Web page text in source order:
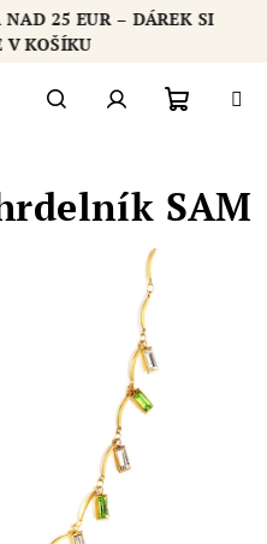
NAD 25 EUR – DÁREK SI
V KOŠÍKU
košík
SAM